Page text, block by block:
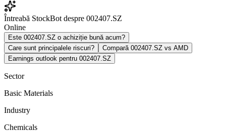
Întreabă StockBot despre 002407.SZ
Online
Este 002407.SZ o achiziție bună acum?
Care sunt principalele riscuri?
Compară 002407.SZ vs AMD
Earnings outlook pentru 002407.SZ
Sector
Basic Materials
Industry
Chemicals